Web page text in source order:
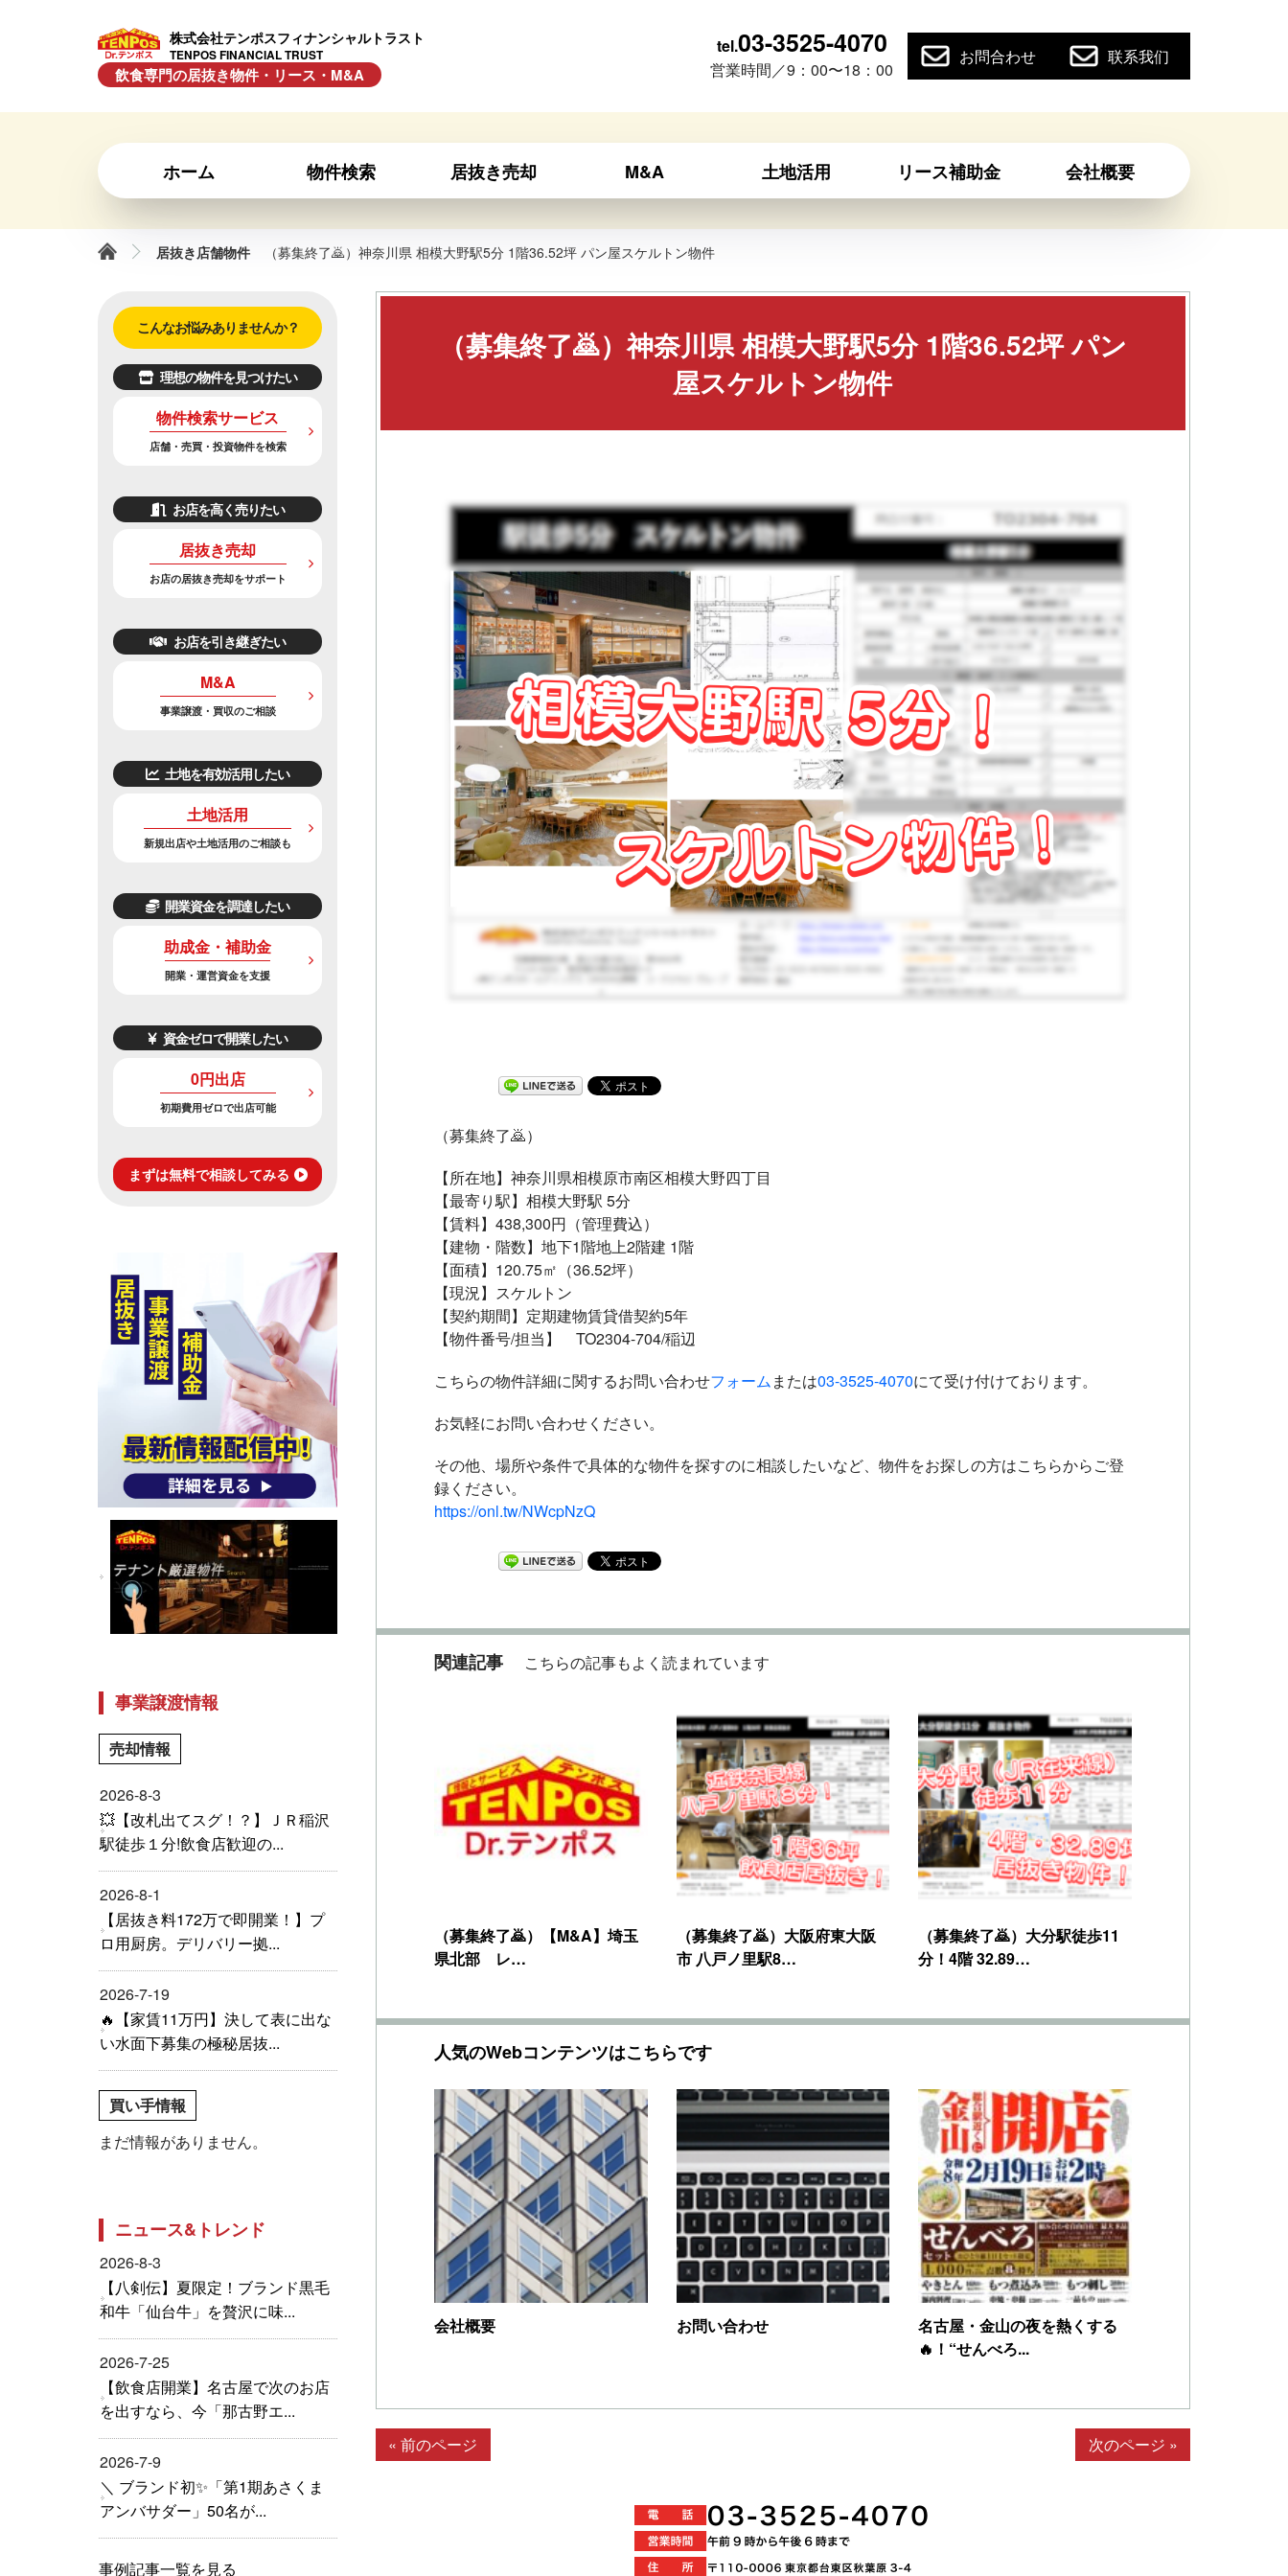
株式会社テンポスフィナンシャルトラスト
TENPOS FINANCIAL TRUST
飲食専門の居抜き物件・リース・M&A
tel.03-3525-4070
営業時間／9：00〜18：00
お問合わせ 联系我们
ホーム 物件検索 居抜き売却 M&A 土地活用 リース補助金 会社概要
居抜き店舗物件 （募集終了🙇）神奈川県 相模大野駅5分 1階36.52坪 パン屋スケルトン物件
（募集終了🙇）神奈川県 相模大野駅5分 1階36.52坪 パン
屋スケルトン物件
（募集終了🙇）
【所在地】神奈川県相模原市南区相模大野四丁目
【最寄り駅】相模大野駅 5分
【賃料】438,300円（管理費込）
【建物・階数】地下1階地上2階建 1階
【面積】120.75㎡（36.52坪）
【現況】スケルトン
【契約期間】定期建物賃貸借契約5年
【物件番号/担当】 TO2304-704/稲辺
こちらの物件詳細に関するお問い合わせフォームまたは03-3525-4070にて受け付けております。
お気軽にお問い合わせください。
その他、場所や条件で具体的な物件を探すのに相談したいなど、物件をお探しの方はこちらからご登
録ください。
https://onl.tw/NWcpNzQ
関連記事 こちらの記事もよく読まれています
（募集終了🙇）【M&A】埼玉
県北部 レ…
（募集終了🙇）大阪府東大阪
市 八戸ノ里駅8…
（募集終了🙇）大分駅徒歩11
分！4階 32.89…
人気のWebコンテンツはこちらです
会社概要 お問い合わせ
名古屋・金山の夜を熱くする
🔥！“せんべろ...
« 前のページ 次のページ »
こんなお悩みありませんか？
理想の物件を見つけたい
物件検索サービス
店舗・売買・投資物件を検索
お店を高く売りたい
居抜き売却
お店の居抜き売却をサポート
お店を引き継ぎたい
M&A
事業譲渡・買収のご相談
土地を有効活用したい
土地活用
新規出店や土地活用のご相談も
開業資金を調達したい
助成金・補助金
開業・運営資金を支援
資金ゼロで開業したい
0円出店
初期費用ゼロで出店可能
まずは無料で相談してみる
事業譲渡情報
売却情報
2026-8-3
💥【改札出てスグ！？】ＪＲ稲沢
駅徒歩１分!飲食店歓迎の...
2026-8-1
【居抜き料172万で即開業！】プ
ロ用厨房。デリバリー拠...
2026-7-19
🔥【家賃11万円】決して表に出な
い水面下募集の極秘居抜...
買い手情報
まだ情報がありません。
ニュース&トレンド
2026-8-3
【八剣伝】夏限定！ブランド黒毛
和牛「仙台牛」を贅沢に味...
2026-7-25
【飲食店開業】名古屋で次のお店
を出すなら、今「那古野エ...
2026-7-9
＼ ブランド初✨「第1期あさくま
アンバサダー」50名が...
事例記事一覧を見る